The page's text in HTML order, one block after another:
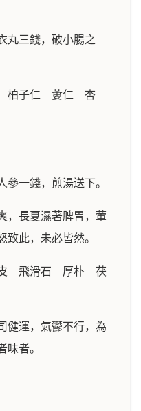
丸三錢，破小腸之
柏子仁 蔞仁 杏
參一錢，煎湯送下。
，長夏濕著脾胃，葷
致此，未必皆然。
飛滑石 厚朴 茯
健運，氣鬱不行，為
味者。